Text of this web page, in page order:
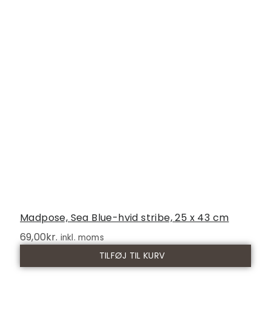
Madpose, Sea Blue-hvid stribe, 25 x 43 cm
69,00kr. inkl. moms
TILFØJ TIL KURV